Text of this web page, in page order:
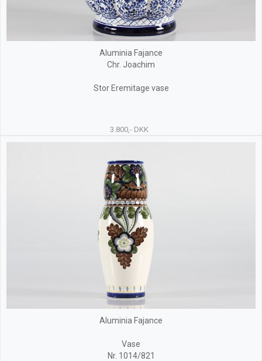
Aluminia Fajance
Chr. Joachim
Stor Eremitage vase
3.800,- DKK
Aluminia Fajance
Vase
Nr. 1014/821